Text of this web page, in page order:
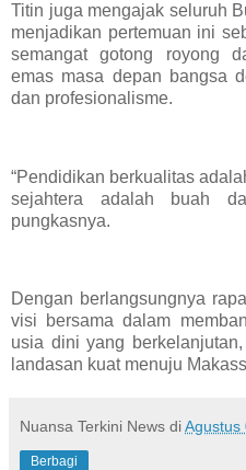
Titin juga mengajak seluruh
menjadikan pertemuan ini
semangat gotong royong
emas masa depan bangsa
dan profesionalisme.
“Pendidikan berkualitas
sejahtera adalah buah
pungkasnya.
Dengan berlangsungnya
visi bersama dalam
usia dini yang
landasan kuat menuju
Nuansa Terkini News diAgustus
Berbagi